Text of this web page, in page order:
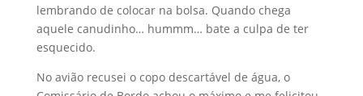
lembrando de colocar na bolsa. Quando chega
aquele canudinho… hummm… bate a culpa de ter
esquecido.
No avião recusei o copo descartável de água, o